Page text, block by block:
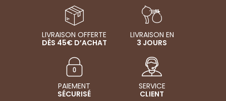
LIVRAISON OFFERTE
DÈS 45€ D’ACHAT
LIVRAISON EN
3 JOURS
PAIEMENT
SÉCURISÉ
SERVICE
CLIENT